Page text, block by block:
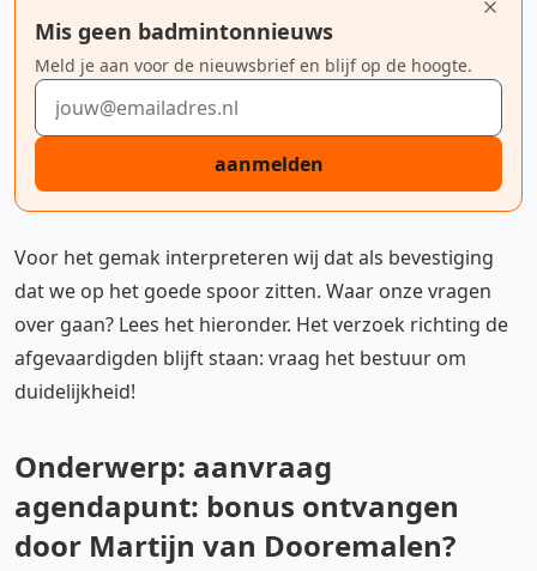
Mis geen badmintonnieuws
Meld je aan voor de nieuwsbrief en blijf op de hoogte.
E-mailadres
aanmelden
Voor het gemak interpreteren wij dat als bevestiging
dat we op het goede spoor zitten. Waar onze vragen
over gaan? Lees het hieronder. Het verzoek richting de
afgevaardigden blijft staan: vraag het bestuur om
duidelijkheid!
Onderwerp: aanvraag
agendapunt: bonus ontvangen
door Martijn van Dooremalen?